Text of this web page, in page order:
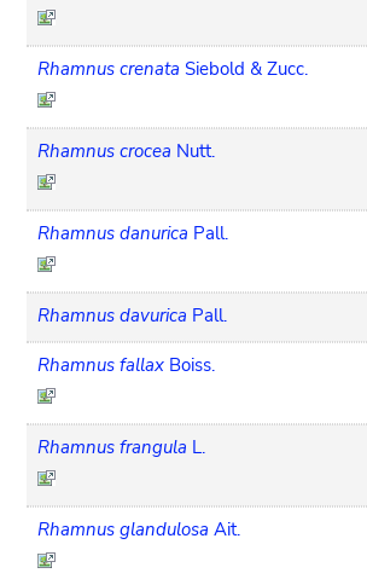
Rhamnus crenata Siebold & Zucc.
Rhamnus crocea Nutt.
Rhamnus danurica Pall.
Rhamnus davurica Pall.
Rhamnus fallax Boiss.
Rhamnus frangula L.
Rhamnus glandulosa Ait.